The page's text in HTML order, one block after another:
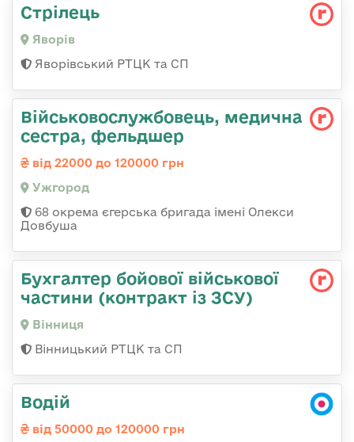
Стрілець
Яворів
Яворівський РТЦК та СП
Військовослужбовець, медична
сестра, фельдшер
від 22000 до 120000 грн
Ужгород
68 окрема єгерська бригада імені Олекси
Довбуша
Бухгалтер бойової військової
частини (контракт із ЗСУ)
Вінниця
Вінницький РТЦК та СП
Водій
від 50000 до 120000 грн